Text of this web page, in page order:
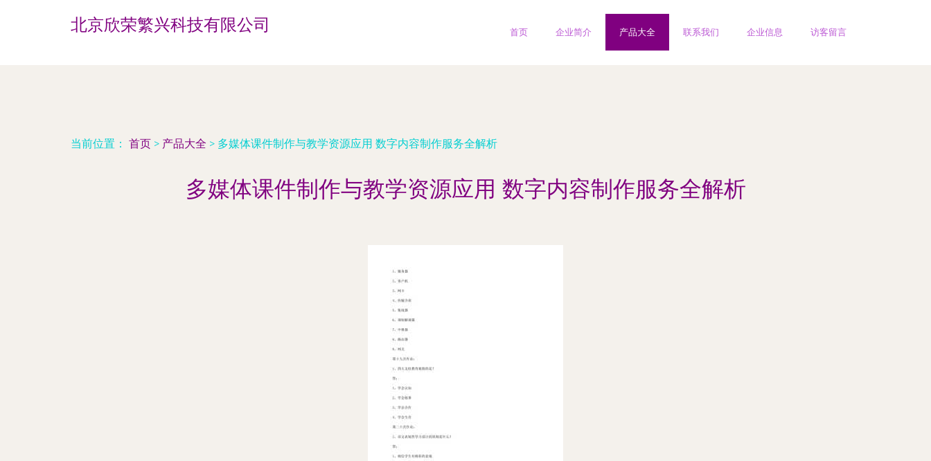
北京欣荣繁兴科技有限公司 首页 企业简介 产品大全 联系我们 企业信息 访客留言
当前位置： 首页 > 产品大全 > 多媒体课件制作与教学资源应用 数字内容制作服务全解析
多媒体课件制作与教学资源应用 数字内容制作服务全解析